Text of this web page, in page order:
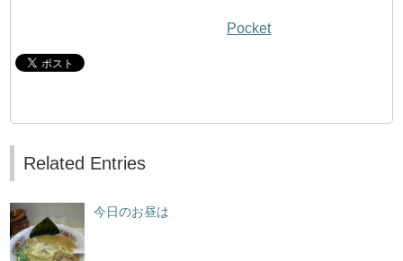
Pocket
Related Entries
今日のお昼は